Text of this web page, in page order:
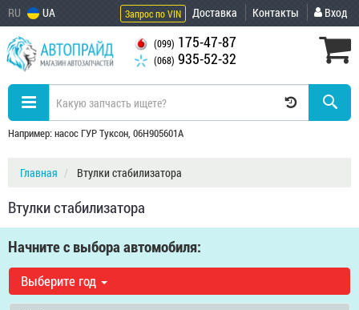
RU UA Запрос по VIN Доставка Контакты Вход
(099) 175-47-87
(068) 935-52-32
Например: насос ГУР Туксон, 06H905601A
Главная Втулки стабилизатора
Втулки стабилизатора
Начните с выбора автомобиля:
Выберите год